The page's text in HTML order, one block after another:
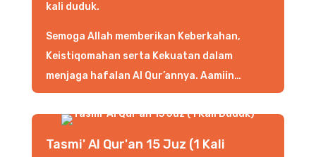
kali duduk.
Semoga Allah memberikan Keberkahan,
Keistiqomahan serta Kekuatan dalam
menjaga hafalan Al Qur’annya. Aamiin…
Tasmi' Al Qur'an 15 Juz (1 Kali